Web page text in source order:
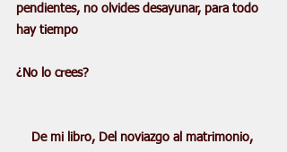
pendientes, no olvides desayunar, para todo
hay tiempo
¿No lo crees?
De mi libro, Del noviazgo al matrimonio,